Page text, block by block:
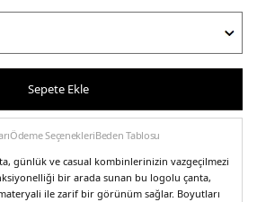
Sepete Ekle
Ödeme SeçenekleriBeden Tablosu
günlük ve casual kombinlerinizin vazgeçilmezi
bir arada sunan bu logolu çanta,
ile zarif bir görünüm sağlar. Boyutları